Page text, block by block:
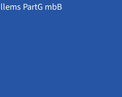
PartG mbB